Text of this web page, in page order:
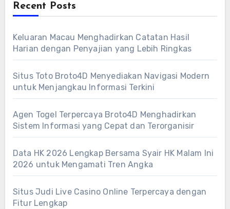
Recent Posts
Keluaran Macau Menghadirkan Catatan Hasil
Harian dengan Penyajian yang Lebih Ringkas
Situs Toto Broto4D Menyediakan Navigasi Modern
untuk Menjangkau Informasi Terkini
Agen Togel Terpercaya Broto4D Menghadirkan
Sistem Informasi yang Cepat dan Terorganisir
Data HK 2026 Lengkap Bersama Syair HK Malam Ini
2026 untuk Mengamati Tren Angka
Situs Judi Live Casino Online Terpercaya dengan
Fitur Lengkap